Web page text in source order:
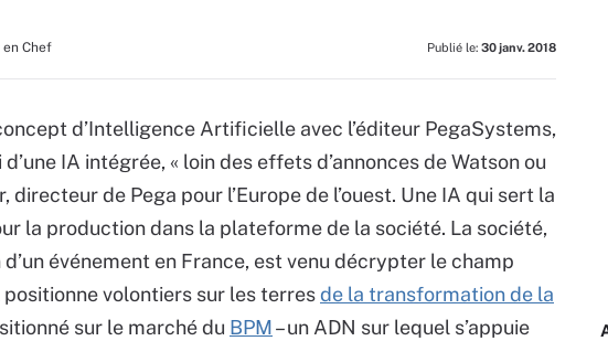
Chef Publié le: 30 janv. 2018
d’Intelligence Artificielle avec l’éditeur PegaSystems,
IA intégrée, « loin des effets d’annonces de Watson ou
directeur de Pega pour l’Europe de l’ouest. Une IA qui sert la
la production dans la plateforme de la société. La société,
d’un événement en France, est venu décrypter le champ
volontiers sur les terresde la transformation de la
sur le marché du BPM– un ADN sur lequel s’appuie